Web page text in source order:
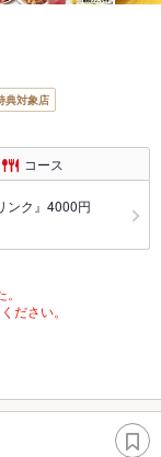
典対象店
コース
ンク』4000円
ださい。